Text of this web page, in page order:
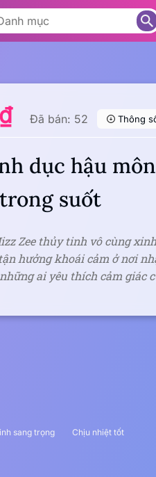
Đã bán: 52 Thông
dục hậu
suốt
Zee thủy tinh vô cùng
hưởng khoái cảm ở nơi
ai yêu thích cảm giác
sang trọng
Chịu nhiệt tốt